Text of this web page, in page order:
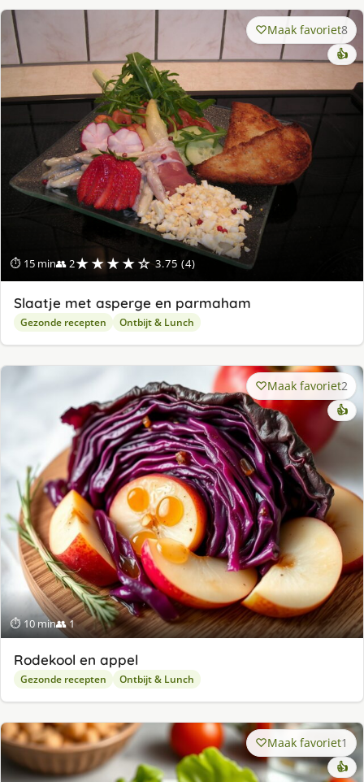
⏱ 15 min👥 2★★★★☆ 3.75 (4)
Maak favoriet8
👍
Slaatje met asperge en parmaham
Gezonde recepten Ontbijt & Lunch
⏱ 10 min👥 1
Maak favoriet2
👍
Rodekool en appel
Gezonde recepten Ontbijt & Lunch
Maak favoriet1
👍